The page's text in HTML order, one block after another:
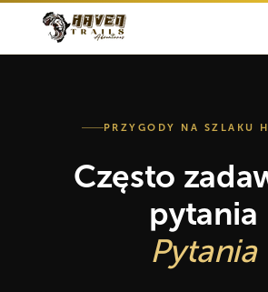
PRZYGODY NA SZLAKU
Często
pytania
Pytania